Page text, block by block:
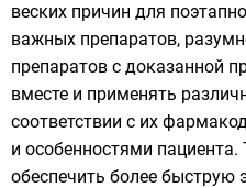
веских причин для
важных препаратов,
препаратов с доказанной
вместе и применять
соответствии с их
и особенностями
обеспечить более быструю